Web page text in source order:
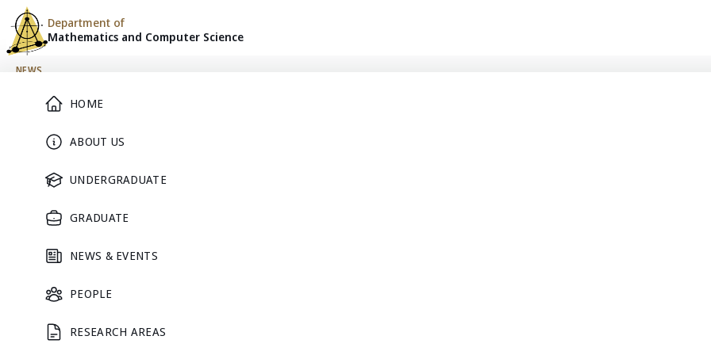
HOME
ABOUT US
UNDERGRADUATE
GRADUATE
NEWS & EVENTS
PEOPLE
RESEARCH AREAS
Department of
Mathematics and Computer Science
Skip to content
NEWS
Math Consult ขยายเวลาให้บริการช่วงสัปดาห์ก่อนสอบปลายภาค
April 21, 2025